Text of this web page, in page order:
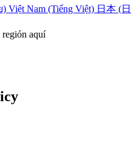
) Việt Nam (Tiếng Việt) 日本 (日
región aquí